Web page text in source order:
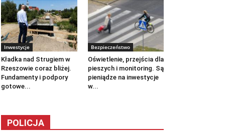
Inwestycje
Kładka nad Strugiem w
Rzeszowie coraz bliżej.
Fundamenty i podpory
gotowe...
Bezpieczeństwo
Oświetlenie, przejścia dla
pieszych i monitoring. Są
pieniądze na inwestycje
w...
POLICJA